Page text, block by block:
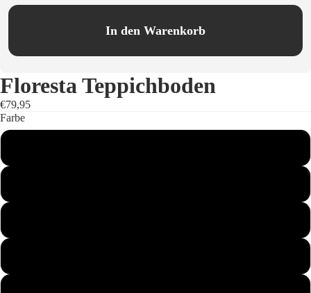
In den Warenkorb
Floresta Teppichboden
€79,95
Farbe